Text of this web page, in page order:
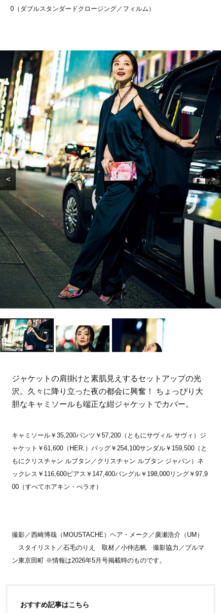
0（ダブルスタンダードクロージング／フィルム）
< >
ジャケットの肩掛けと素肌見えするセットアップの光
沢。久々に降り立った夜の都会に興奮！ ちょっぴり大
胆なキャミソールも端正な紺ジャケットでカバー。
キャミソール￥35,200パンツ￥57,200（ともにサヴィル サヴィ）ジ
ャケット￥61,600（HER.）バッグ￥254,100サンダル￥159,500（と
もにクリスチャン ルブタン／クリスチャン ルブタン ジャパン）ネ
ックレス￥116,600ピアス￥147,400バングル￥198,000リング￥97,9
00（すべてホアキン・べラオ）
撮影／西崎博哉（MOUSTACHE）ヘア・メーク／廣瀬浩介（UM）
スタイリスト／石毛のりえ 取材／小仲志帆 撮影協力／プルマ
ン東京田町 ※情報は2026年5月号掲載時のものです。
おすすめ記事はこちら